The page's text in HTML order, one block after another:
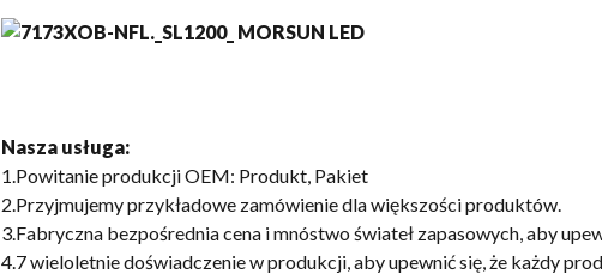
Nasza usługa:
1.Powitanie produkcji OEM: Produkt, Pakiet
2.Przyjmujemy przykładowe zamówienie dla większości produktów.
3.Fabryczna bezpośrednia cena i mnóstwo świateł zapasowych, aby
4.7 wieloletnie doświadczenie w produkcji, aby upewnić się, że każdy